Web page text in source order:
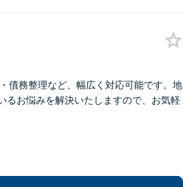
債務整理など、幅広く対応可能です。地
るお悩みを解決いたしますので、お気軽